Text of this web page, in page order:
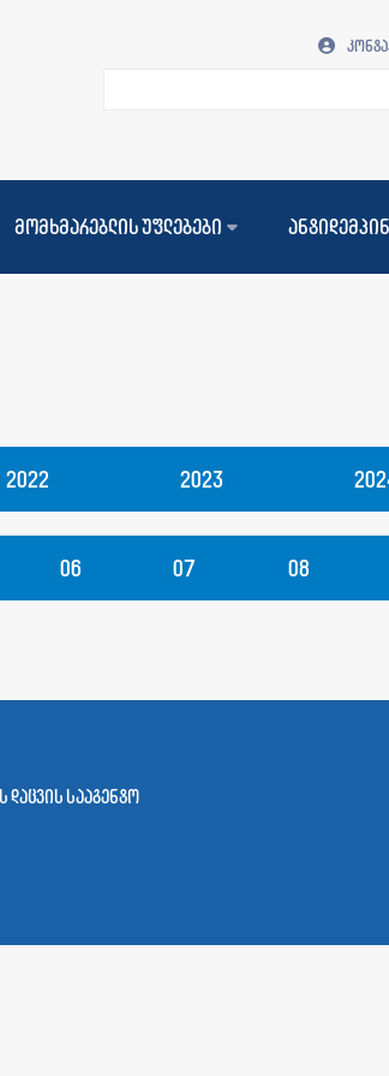
მომხმარებლის უფლებები
2022 2023
06 07 08
დაცვის სააგენტო